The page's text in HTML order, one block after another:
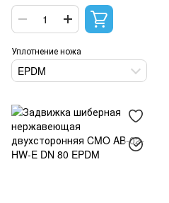
Уплотнение ножа
EPDM